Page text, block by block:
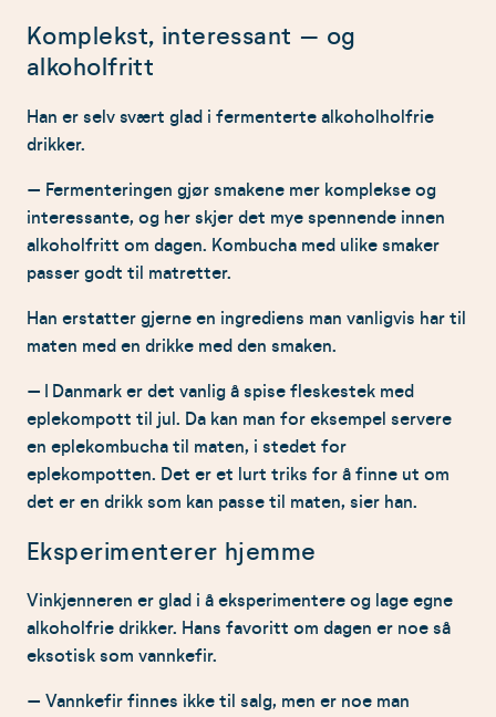
Komplekst, interessant – og
alkoholfritt
Han er selv svært glad i fermenterte alkoholholfrie
drikker.
– Fermenteringen gjør smakene mer komplekse og
interessante, og her skjer det mye spennende innen
alkoholfritt om dagen. Kombucha med ulike smaker
passer godt til matretter.
Han erstatter gjerne en ingrediens man vanligvis har til
maten med en drikke med den smaken.
– I Danmark er det vanlig å spise fleskestek med
eplekompott til jul. Da kan man for eksempel servere
en eplekombucha til maten, i stedet for
eplekompotten. Det er et lurt triks for å finne ut om
det er en drikk som kan passe til maten, sier han.
Eksperimenterer hjemme
Vinkjenneren er glad i å eksperimentere og lage egne
alkoholfrie drikker. Hans favoritt om dagen er noe så
eksotisk som vannkefir.
– Vannkefir finnes ikke til salg, men er noe man